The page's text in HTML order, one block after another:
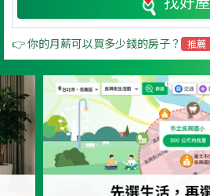
👉 你的月薪可以買多少錢的房子？ 推薦